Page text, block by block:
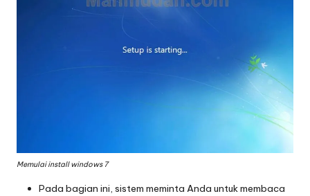
Memulai install windows 7
Pada bagian ini, sistem meminta Anda untuk membaca